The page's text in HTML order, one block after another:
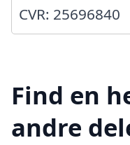
CVR: 25696840
Find en
andre